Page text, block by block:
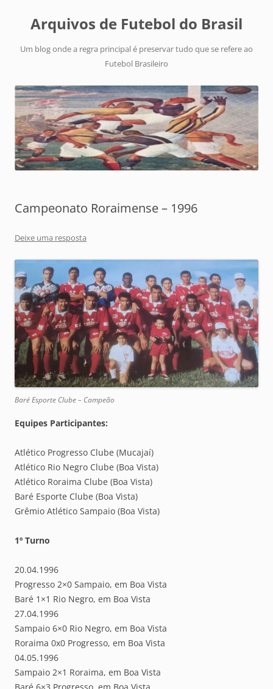
Arquivos de Futebol do Brasil
Um blog onde a regra principal é preservar tudo que se refere ao
Futebol Brasileiro
Campeonato Roraimense – 1996
Deixe uma resposta
Baré Esporte Clube – Campeão
Equipes Participantes:
Atlético Progresso Clube (Mucajaí)
Atlético Rio Negro Clube (Boa Vista)
Atlético Roraima Clube (Boa Vista)
Baré Esporte Clube (Boa Vista)
Grêmio Atlético Sampaio (Boa Vista)
1º Turno
20.04.1996
Progresso 2×0 Sampaio, em Boa Vista
Baré 1×1 Rio Negro, em Boa Vista
27.04.1996
Sampaio 6×0 Rio Negro, em Boa Vista
Roraima 0x0 Progresso, em Boa Vista
04.05.1996
Sampaio 2×1 Roraima, em Boa Vista